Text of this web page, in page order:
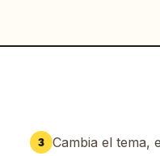
3 Cambia el tema,